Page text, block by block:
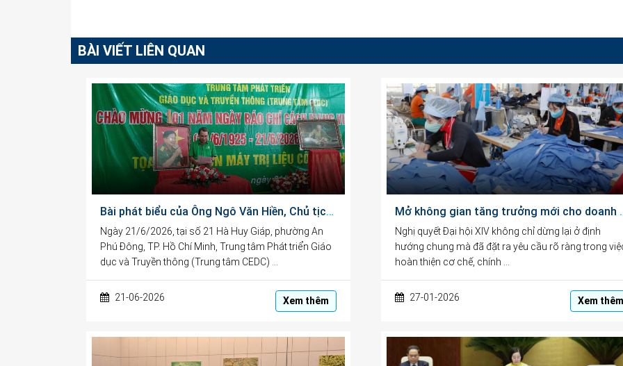
BÀI VIẾT LIÊN QUAN
Bài phát biểu của Ông Ngô Văn Hiền, Chủ tịch HĐQL, Chủ tịch HĐKH&GD tại Lễ Kỷ niệm 101 năm Ngày Báo chí Cách mạng Việt Nam
Ngày 21/6/2026, tại số 21 Hà Huy Giáp, phường An
Phú Đông, TP. Hồ Chí Minh, Trung tâm Phát triển Giáo
dục và Truyền thông (Trung tâm CEDC) …
21-06-2026 Xem thêm
Mở không gian
Nghị quyết Đại hội XIV không chỉ dừng lại ở định
hướng chung mà đã đặt ra yêu cầu rõ ràng trong
hoàn thiện cơ chế, chính …
27-01-2026 Xem thêm